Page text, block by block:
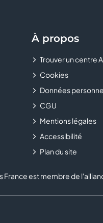
À propos
Trouver un centre
Cookies
Données
CGU
Mentions légales
Accessibilité
Plan du site
France est membre de